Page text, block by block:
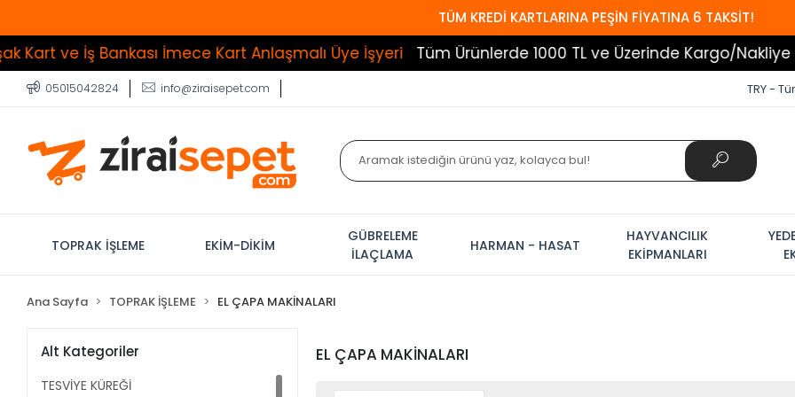
TÜM KREDİ KARTLARINA PEŞİN FİYATINA 6 TAKSİT!
İmece Kart Anlaşmalı Üye İşyeri Tüm Ürünlerde 1000 TL ve Üzerinde Kargo/Nakliye Bedava!
05015042824 info@ziraisepet.com TRY -
TOPRAK İŞLEME EKİM-DİKİM
GÜBRELEME
İLAÇLAMA
HARMAN - HASAT
HAYVANCILIK
EKİPMANLARI
Ana Sayfa TOPRAK İŞLEME EL ÇAPA MAKİNALARI
Alt Kategoriler
TESVİYE KÜREĞİ
EL ÇAPA MAKİNALARI